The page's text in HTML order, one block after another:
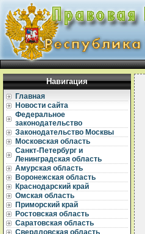
Навигация
Главная
Новости сайта
Федеральное
законодательство
Законодательство Москвы
Московская область
Санкт-Петербург и
Ленинградская область
Амурская область
Воронежская область
Краснодарский край
Омская область
Приморский край
Ростовская область
Саратовская область
Свердловская область